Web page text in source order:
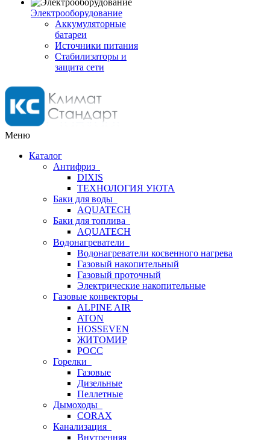
Электрооборудование
Аккумуляторные
батареи
Источники питания
Стабилизаторы и
защита сети
Меню
Каталог
Антифриз
DIXIS
ТЕХНОЛОГИЯ УЮТА
Баки для воды
AQUATECH
Баки для топлива
AQUATECH
Водонагреватели
Водонагреватели косвенного нагрева
Газовый накопительный
Газовый проточный
Электрические накопительные
Газовые конвекторы
ALPINE AIR
ATON
HOSSEVEN
ЖИТОМИР
РОСС
Горелки
Газовые
Дизельные
Пеллетные
Дымоходы
CORAX
Канализация
Внутренняя